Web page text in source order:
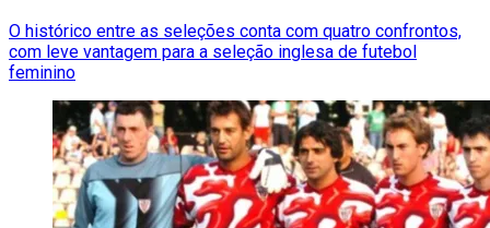
O histórico entre as seleções conta com quatro confrontos,
com leve vantagem para a seleção inglesa de futebol
feminino